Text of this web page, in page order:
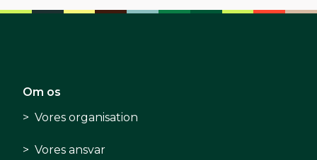
Om os
Vores organisation
Vores ansvar